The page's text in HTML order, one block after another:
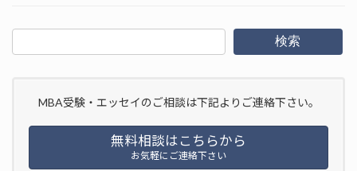
検索
MBA受験・エッセイのご相談は下記よりご連絡下さい。
無料相談はこちらから
お気軽にご連絡下さい